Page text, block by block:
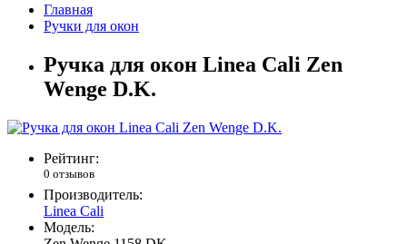
Главная
Ручки для окон
Ручка для окон Linea Cali Zen
Wenge D.K.
Рейтинг:
0 отзывов
Производитель:
Linea Cali
Модель: